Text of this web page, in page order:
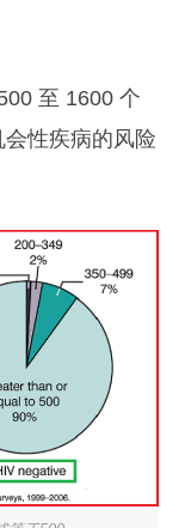
至 1600 个
性疾病的风险